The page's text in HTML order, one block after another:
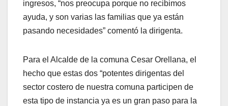
ingresos, “nos preocupa porque no recibimos
ayuda, y son varias las familias que ya están
pasando necesidades” comentó la dirigenta.
Para el Alcalde de la comuna Cesar Orellana, el
hecho que estas dos “potentes dirigentas del
sector costero de nuestra comuna participen de
esta tipo de instancia ya es un gran paso para la